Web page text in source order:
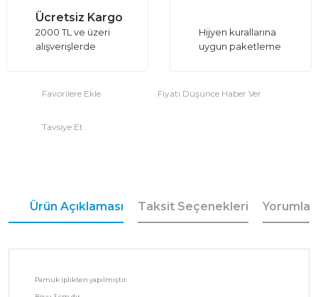
Ücretsiz Kargo
2000 TL ve üzeri
alışverişlerde
Hijyen kurallarına
uygun paketleme
Fiyatı Düşünce Haber Ver
Tavsiye Et
Ürün Açıklaması Taksit Seçenekleri Yorumlar
Pamuk iplikten yapılmıştır.